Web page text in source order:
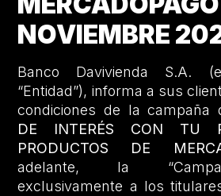
NOVIEMBRE
Banco Davivienda S.A.
“Entidad”), informa a sus
condiciones de la campaña
DE INTERÉS CON TU
PRODUCTOS DE
adelante, la
exclusivamente a los